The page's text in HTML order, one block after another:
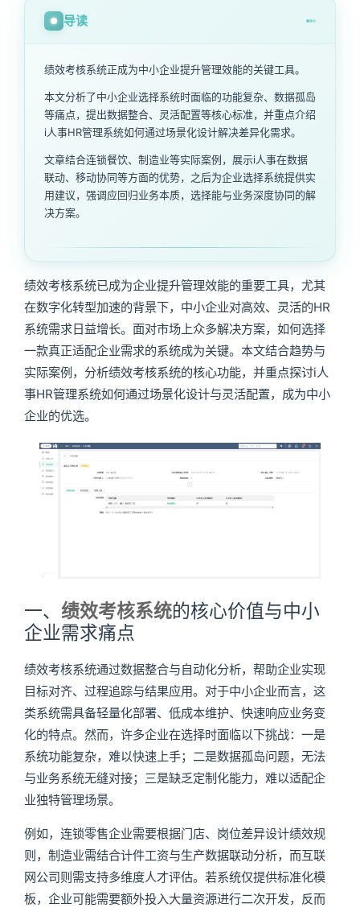
导读
绩效考核系统正成为中小企业提升管理效能的关键工具。
本文分析了中小企业选择系统时面临的功能复杂、数据孤岛
等痛点，提出数据整合、灵活配置等核心标准，并重点介绍
i人事HR管理系统如何通过场景化设计解决差异化需求。
文章结合连锁餐饮、制造业等实际案例，展示i人事在数据
联动、移动协同等方面的优势，之后为企业选择系统提供实
用建议，强调应回归业务本质，选择能与业务深度协同的解
决方案。
绩效考核系统已成为企业提升管理效能的重要工具，尤其
在数字化转型加速的背景下，中小企业对高效、灵活的HR
系统需求日益增长。面对市场上众多解决方案，如何选择
一款真正适配企业需求的系统成为关键。本文结合趋势与
实际案例，分析绩效考核系统的核心功能，并重点探讨i人
事HR管理系统如何通过场景化设计与灵活配置，成为中小
企业的优选。
一、 绩效考核系统的核心价值与中小
企业需求痛点
绩效考核系统通过数据整合与自动化分析，帮助企业实现
目标对齐、过程追踪与结果应用。对于中小企业而言，这
类系统需具备轻量化部署、低成本维护、快速响应业务变
化的特点。然而，许多企业在选择时面临以下挑战：一是
系统功能复杂，难以快速上手；二是数据孤岛问题，无法
与业务系统无缝对接；三是缺乏定制化能力，难以适配企
业独特管理场景。
例如，连锁零售企业需要根据门店、岗位差异设计绩效规
则，制造业需结合计件工资与生产数据联动分析，而互联
网公司则需支持多维度人才评估。若系统仅提供标准化模
板，企业可能需要额外投入大量资源进行二次开发，反而